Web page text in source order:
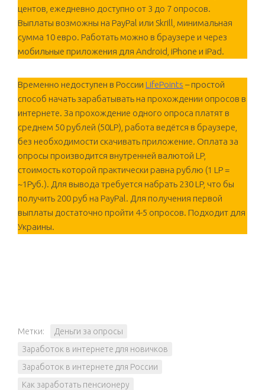
центов, ежедневно доступно от 3 до 7 опросов.
Выплаты возможны на PayPal или Skrill, минимальная
сумма 10 евро. Работать можно в браузере и через
мобильные приложения для Android, iPhone и iPad.
Временно недоступен в России LifePoints – простой
способ начать зарабатывать на прохождении опросов в
интернете. За прохождение одного опроса платят в
среднем 50 рублей (50LP), работа ведётся в браузере,
без необходимости скачивать приложение. Оплата за
опросы производится внутренней валютой LP,
стоимость которой практически равна рублю (1 LP =
~1Руб.). Для вывода требуется набрать 230 LP, что бы
получить 200 руб на PayPal. Для получения первой
выплаты достаточно пройти 4-5 опросов. Подходит для
Украины.
Метки:
Деньги за опросы
Заработок в интернете для новичков
Заработок в интернете для России
Как заработать пенсионеру